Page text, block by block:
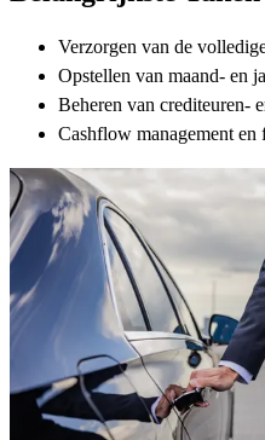
Verzorgen van de
Opstellen van maand- en
Beheren van crediteuren-
Cashflow management en